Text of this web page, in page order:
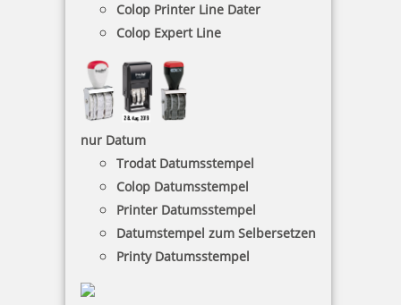
Colop Printer Line Dater
Colop Expert Line
nur Datum
Trodat Datumsstempel
Colop Datumsstempel
Printer Datumsstempel
Datumstempel zum Selbersetzen
Printy Datumsstempel
Glückwunschstempel Alles Liebe
20,25 €
Jetzt gestalten